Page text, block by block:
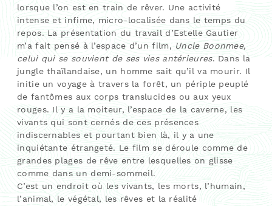
lorsque l’on est en train de rêver. Une activité
intense et infime, micro-localisée dans le temps du
repos. La présentation du travail d’Estelle Gautier
m’a fait pensé à l’espace d’un film, Uncle Boonmee,
celui qui se souvient de ses vies antérieures. Dans la
jungle thaïlandaise, un homme sait qu’il va mourir. Il
initie un voyage à travers la forêt, un périple peuplé
de fantômes aux corps translucides ou aux yeux
rouges. Il y a la moiteur, l’espace de la caverne, les
vivants qui sont cernés de ces présences
indiscernables et pourtant bien là, il y a une
inquiétante étrangeté. Le film se déroule comme de
grandes plages de rêve entre lesquelles on glisse
comme dans un demi-sommeil.
C’est un endroit où les vivants, les morts, l’humain,
l’animal, le végétal, les rêves et la réalité